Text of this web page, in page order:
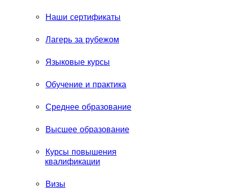
Наши сертификаты
Лагерь за рубежом
Языковые курсы
Обучение и практика
Среднее образование
Высшее образование
Курсы повышения
квалификации
Визы